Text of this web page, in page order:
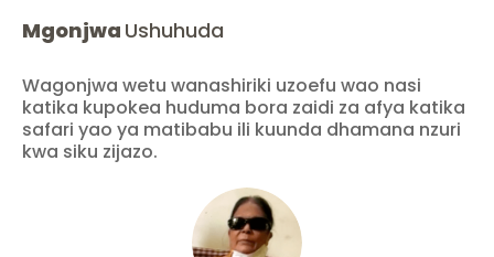
Mgonjwa Ushuhuda
Wagonjwa wetu wanashiriki uzoefu wao nasi
katika kupokea huduma bora zaidi za afya katika
safari yao ya matibabu ili kuunda dhamana nzuri
kwa siku zijazo.